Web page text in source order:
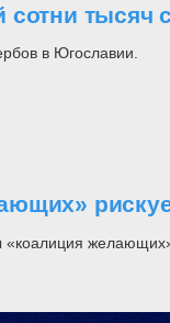
тысяч
в Югославии.